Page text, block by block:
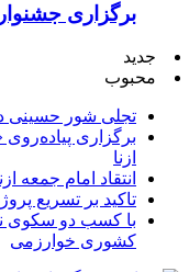
برگزاری
جدید
محبوب
تجلی شور حسینی
برگزاری
ازنا
انتقاد امام جمعه
تاکید بر تسریع
با کسب دو سکوی
کشوری خوارزمی